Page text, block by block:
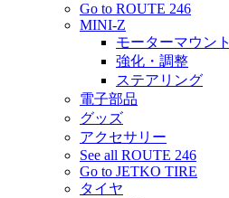
Go to ROUTE 246
MINI-Z
モーターマウント
強化・調整
ステアリング
電子部品
グッズ
アクセサリー
See all ROUTE 246
Go to JETKO TIRE
タイヤ